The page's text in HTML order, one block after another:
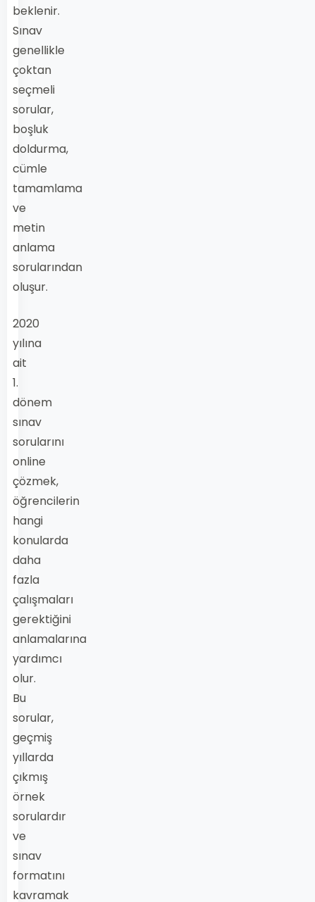
beklenir.
Sınav
genellikle
çoktan
seçmeli
sorular,
boşluk
doldurma,
cümle
tamamlama
ve
metin
anlama
sorularından
oluşur.
2020
yılına
ait
1.
dönem
sınav
sorularını
online
çözmek,
öğrencilerin
hangi
konularda
daha
fazla
çalışmaları
gerektiğini
anlamalarına
yardımcı
olur.
Bu
sorular,
geçmiş
yıllarda
çıkmış
örnek
sorulardır
ve
sınav
formatını
kavramak